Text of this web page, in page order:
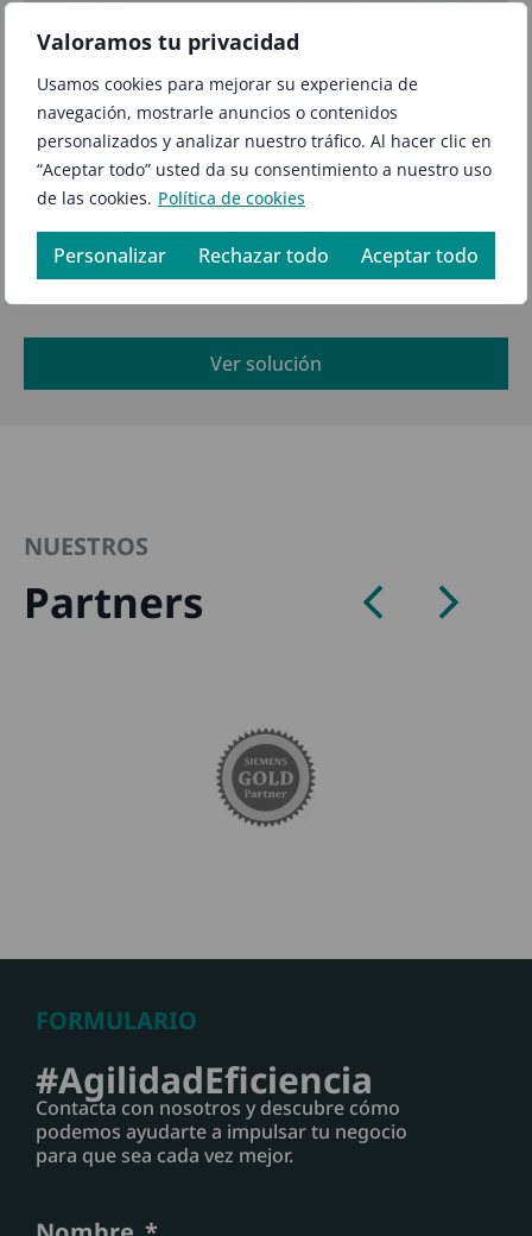
Valoramos tu privacidad
Usamos cookies para mejorar su experiencia de
navegación, mostrarle anuncios o contenidos
personalizados y analizar nuestro tráfico. Al hacer clic en
“Aceptar todo” usted da su consentimiento a nuestro uso
de las cookies. Política de cookies
Personalizar Rechazar todo Aceptar todo
Ver solución
NUESTROS
Partners
FORMULARIO
#AgilidadEficiencia
Contacta con nosotros y descubre cómo
podemos ayudarte a impulsar tu negocio
para que sea cada vez mejor.